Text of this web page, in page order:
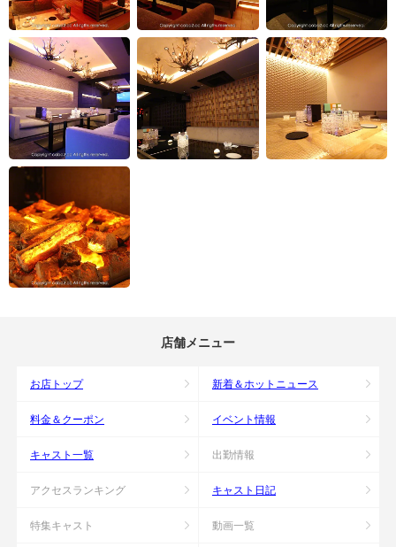
店舗メニュー
お店トップ 新着＆ホットニュース
料金＆クーポン イベント情報
キャスト一覧 出勤情報
アクセスランキング キャスト日記
特集キャスト 動画一覧